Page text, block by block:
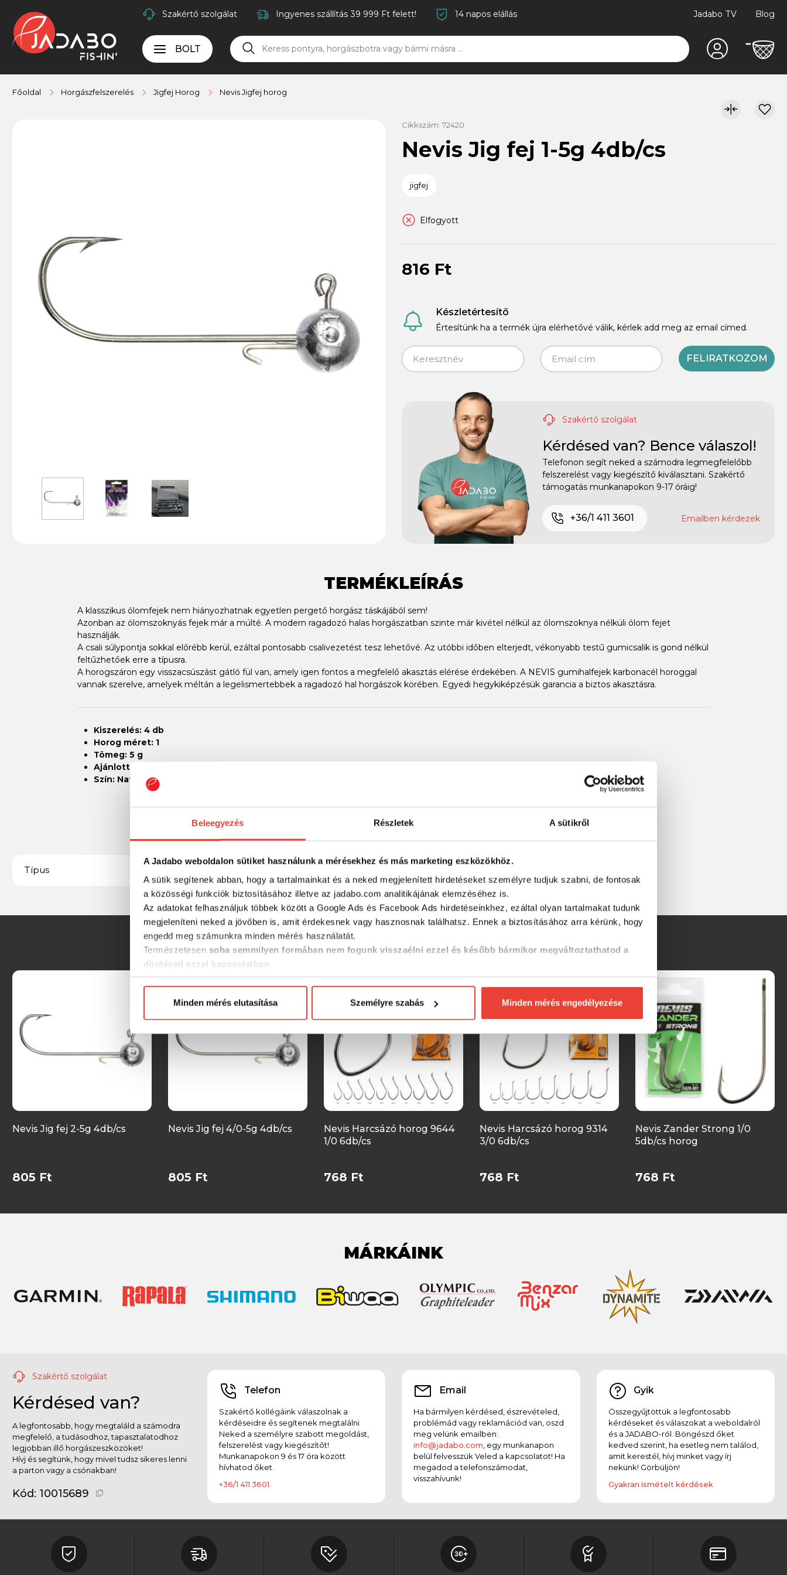
Beleegyezés Részletek A sütikről
A Jadabo weboldalon sütiket használunk a mérésekhez és más marketing eszközökhöz.
A sütik segítenek abban, hogy a tartalmainkat és a neked megjelenített hirdetéseket személyre tudjuk szabni, de fontosak
a közösségi funkciók biztosításához illetve az jadabo.com analitikájának elemzéséhez is.
Az adatokat felhasználjuk többek között a Google Ads és Facebook Ads hirdetéseinkhez, ezáltal olyan tartalmakat tudunk
megjeleníteni neked a jövőben is, amit érdekesnek vagy hasznosnak találhatsz. Ennek a biztosításához arra kérünk, hogy
engedd meg számunkra minden mérés használatát.
Természetesen soha semmilyen formában nem fogunk visszaélni ezzel és később bármikor megváltoztathatod a
döntésed ezzel kapcsolatban.
Előre is köszönjük!
Minden mérés elutasítása Személyre szabás Minden mérés engedélyezése
Szakértő szolgálat Ingyenes szállítás 39 999 Ft felett! 14 napos elállás Jadabo TV Blog
BOLT
Főoldal Horgászfelszerelés Jigfej Horog Nevis Jigfej horog
Cikkszám: 72420
Nevis Jig fej 1-5g 4db/cs
jigfej
Elfogyott
816 Ft
Készletértesítő
Értesítünk ha a termék újra elérhetővé válik, kérlek add meg az email címed.
FELIRATKOZOM
Szakértő szolgálat
Kérdésed van? Bence válaszol!
Telefonon segít neked a számodra legmegfelelőbb
felszerelést vagy kiegészítő kiválasztani. Szakértő
támogatás munkanapokon 9-17 óráig!
+36/1 411 3601 Emailben kérdezek
TERMÉKLEÍRÁS
A klasszikus ólomfejek nem hiányozhatnak egyetlen pergető horgász táskájából sem!
Azonban az ólomszoknyás fejek már a múlté. A modern ragadozó halas horgászatban szinte már kivétel nélkül az ólomszoknya nélküli ólom fejet
használják.
A csali súlypontja sokkal előrébb kerül, ezáltal pontosabb csalivezetést tesz lehetővé. Az utóbbi időben elterjedt, vékonyabb testű gumicsalik is gond nélkül
feltűzhetőek erre a típusra.
A horogszáron egy visszacsúszást gátló fül van, amely igen fontos a megfelelő akasztás elérése érdekében. A NEVIS gumihalfejek karbonacél horoggal
vannak szerelve, amelyek méltán a legelismertebbek a ragadozó hal horgászok körében. Egyedi hegykiképzésük garancia a biztos akasztásra.
Kiszerelés: 4 db
Horog méret: 1
Tömeg: 5 g
Ajánlott csali: 5-6 cm
Szín: Natúr
RÉSZLETES ADATOK
Típus
SZINTÉN KIVÁLÓAK
Nevis Jig fej 2-5g 4db/cs
805 Ft
Nevis Jig fej 4/0-5g 4db/cs
805 Ft
Nevis Harcsázó horog 9644
1/0 6db/cs
768 Ft
Nevis Harcsázó horog 9314
3/0 6db/cs
768 Ft
Nevis Zander Strong 1/0
5db/cs horog
768 Ft
MÁRKÁINK
Szakértő szolgálat
Kérdésed van?
A legfontosabb, hogy megtaláld a számodra
megfelelő, a tudásodhoz, tapasztalatodhoz
legjobban illő horgászeszközöket!
Hívj és segítünk, hogy mivel tudsz sikeres lenni
a parton vagy a csónakban!
Kód: 10015689
Telefon
Szakértő kollégáink válaszolnak a
kérdéseidre és segítenek megtalálni
Neked a személyre szabott megoldást,
felszerelést vagy kiegészítőt!
Munkanapokon 9 és 17 óra között
hívhatod őket.
+36/1 411 3601
Email
Ha bármilyen kérdésed, észrevételed,
problémád vagy reklamációd van, oszd
meg velünk emailben:
info@jadabo.com , egy munkanapon
belül felvesszük Veled a kapcsolatot! Ha
megadod a telefonszámodat,
visszahívunk!
Gyik
Összegyűjtöttük a legfontosabb
kérdéseket és válaszokat a weboldalról
és a JADABO-ról. Böngészd őket
kedved szerint, ha esetleg nem találod,
amit kerestél, hívj minket vagy írj
nekünk! Görbüljön!
Gyakran ismételt kérdések